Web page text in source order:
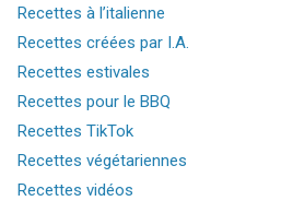
Recettes à l’italienne
Recettes créées par I.A.
Recettes estivales
Recettes pour le BBQ
Recettes TikTok
Recettes végétariennes
Recettes vidéos